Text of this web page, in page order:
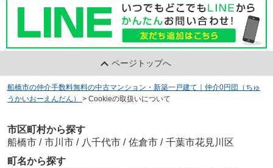
ページトップへ
船橋市の仲介手数料無料の中古マンション・新築一戸建て｜仲介0円団（ちゅ
うかいおーえんだん）
> Cookieの取扱いについて
市区町村から探す
船橋市 / 市川市 / 八千代市 / 佐倉市 / 千葉市花見川区
町名から探す